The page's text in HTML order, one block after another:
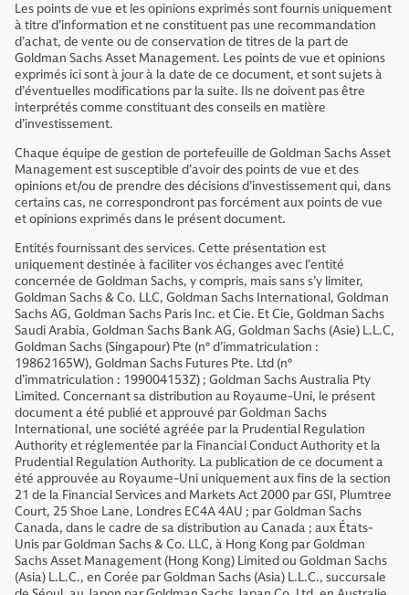
Les points de vue et les opinions exprimés sont fournis uniquement
à titre d’information et ne constituent pas une recommandation
d’achat, de vente ou de conservation de titres de la part de
Goldman Sachs Asset Management. Les points de vue et opinions
exprimés ici sont à jour à la date de ce document, et sont sujets à
d’éventuelles modifications par la suite. Ils ne doivent pas être
interprétés comme constituant des conseils en matière
d’investissement.
Chaque équipe de gestion de portefeuille de Goldman Sachs Asset
Management est susceptible d’avoir des points de vue et des
opinions et/ou de prendre des décisions d’investissement qui, dans
certains cas, ne correspondront pas forcément aux points de vue
et opinions exprimés dans le présent document.
Entités fournissant des services. Cette présentation est
uniquement destinée à faciliter vos échanges avec l’entité
concernée de Goldman Sachs, y compris, mais sans s’y limiter,
Goldman Sachs & Co. LLC, Goldman Sachs International, Goldman
Sachs AG, Goldman Sachs Paris Inc. et Cie. Et Cie, Goldman Sachs
Saudi Arabia, Goldman Sachs Bank AG, Goldman Sachs (Asie) L.L.C,
Goldman Sachs (Singapour) Pte (n° d’immatriculation :
19862165W), Goldman Sachs Futures Pte. Ltd (n°
d’immatriculation : 199004153Z) ; Goldman Sachs Australia Pty
Limited. Concernant sa distribution au Royaume-Uni, le présent
document a été publié et approuvé par Goldman Sachs
International, une société agréée par la Prudential Regulation
Authority et réglementée par la Financial Conduct Authority et la
Prudential Regulation Authority. La publication de ce document a
été approuvée au Royaume-Uni uniquement aux fins de la section
21 de la Financial Services and Markets Act 2000 par GSI, Plumtree
Court, 25 Shoe Lane, Londres EC4A 4AU ; par Goldman Sachs
Canada, dans le cadre de sa distribution au Canada ; aux États-
Unis par Goldman Sachs & Co. LLC, à Hong Kong par Goldman
Sachs Asset Management (Hong Kong) Limited ou Goldman Sachs
(Asia) L.L.C., en Corée par Goldman Sachs (Asia) L.L.C., succursale